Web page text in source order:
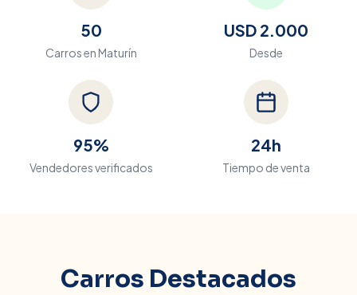
50
Carros en Maturín
USD 2.000
Desde
95%
Vendedores verificados
24h
Tiempo de venta
Carros Destacados